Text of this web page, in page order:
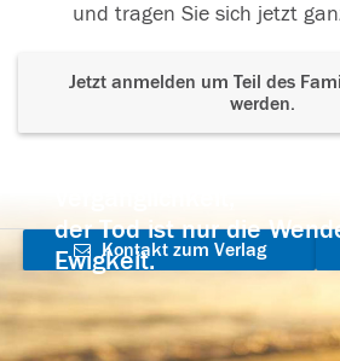
und tragen Sie sich jetzt
Jetzt anmelden um Teil des
werden.
der Tod ist nur die
Ewigkeit.
Kontakt zum Verlag
aufnehmen